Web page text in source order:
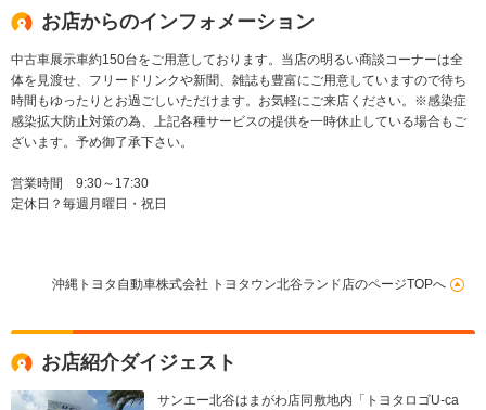
お店からのインフォメーション
中古車展示車約150台をご用意しております。当店の明るい商談コーナーは全
体を見渡せ、フリードリンクや新聞、雑誌も豊富にご用意していますので待ち
時間もゆったりとお過ごしいただけます。お気軽にご来店ください。※感染症
感染拡大防止対策の為、上記各種サービスの提供を一時休止している場合もご
ざいます。予め御了承下さい。
営業時間 9:30～17:30
定休日？毎週月曜日・祝日
沖縄トヨタ自動車株式会社 トヨタウン北谷ランド店のページTOPへ
お店紹介ダイジェスト
サンエー北谷はまがわ店同敷地内「トヨタロゴU-ca